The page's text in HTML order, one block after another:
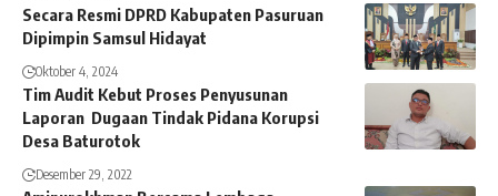
Secara Resmi DPRD Kabupaten Pasuruan
Dipimpin Samsul Hidayat
Oktober 4, 2024
Tim Audit Kebut Proses Penyusunan
Laporan Dugaan Tindak Pidana Korupsi
Desa Baturotok
Desember 29, 2022